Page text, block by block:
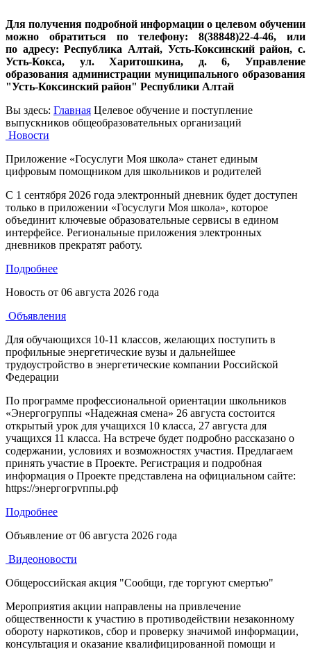
Для получения подробной информации о целевом обучении
можно обратиться по телефону: 8(38848)22-4-46, или
по адресу: Республика Алтай, Усть-Коксинский район, с.
Усть-Кокса, ул. Харитошкина, д. 6, Управление
образования администрации муниципального образования
"Усть-Коксинский район" Республики Алтай
Вы здесь: Главная Целевое обучение и поступление
выпускников общеобразовательных организаций
Новости
Приложение «Госуслуги Моя школа» станет единым
цифровым помощником для школьников и родителей
С 1 сентября 2026 года электронный дневник будет доступен
только в приложении «Госуслуги Моя школа», которое
объединит ключевые образовательные сервисы в едином
интерфейсе. Региональные приложения электронных
дневников прекратят работу.
Подробнее
Новость от 06 августа 2026 года
Объявления
Для обучающихся 10-11 классов, желающих поступить в
профильные энергетические вузы и дальнейшее
трудоустройство в энергетические компании Российской
Федерации
По программе профессиональной ориентации школьников
«Энергогруппы «Надежная смена» 26 августа состоится
открытый урок для учащихся 10 класса, 27 августа для
учащихся 11 класса. На встрече будет подробно рассказано о
содержании, условиях и возможностях участия. Предлагаем
принять участие в Проекте. Регистрация и подробная
информация о Проекте представлена на официальном сайте:
https://энергогрvппы.рф
Подробнее
Объявление от 06 августа 2026 года
Видеоновости
Общероссийская акция "Сообщи, где торгуют смертью"
Мероприятия акции направлены на привлечение
общественности к участию в противодействии незаконному
обороту наркотиков, сбор и проверку значимой информации,
консультация и оказание квалифицированной помощи и